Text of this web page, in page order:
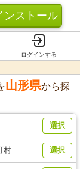
ンストール
ログインする
山形県から探
選択
村 選択